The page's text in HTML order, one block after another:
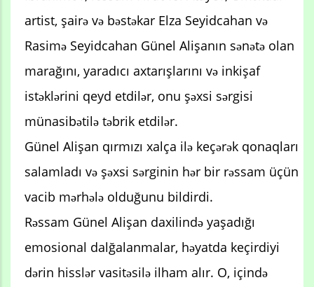
artist, şairə və bəstəkar Elza Seyidcahan və
Rasimə Seyidcahan Günel Alişanın sənətə olan
marağını, yaradıcı axtarışlarını və inkişaf
istəklərini qeyd etdilər, onu şəxsi sərgisi
münasibətilə təbrik etdilər.
Günel Alişan qırmızı xalça ilə keçərək qonaqları
salamladı və şəxsi sərginin hər bir rəssam üçün
vacib mərhələ olduğunu bildirdi.
Rəssam Günel Alişan daxilində yaşadığı
emosional dalğalanmalar, həyatda keçirdiyi
dərin hisslər vasitəsilə ilham alır. O, içində